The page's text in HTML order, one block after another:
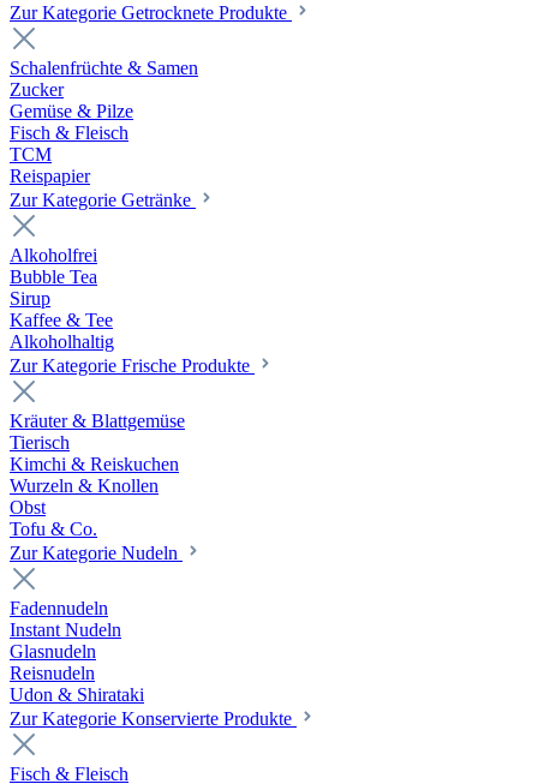
Zur Kategorie Getrocknete Produkte
Schalenfrüchte & Samen
Zucker
Gemüse & Pilze
Fisch & Fleisch
TCM
Reispapier
Zur Kategorie Getränke
Alkoholfrei
Bubble Tea
Sirup
Kaffee & Tee
Alkoholhaltig
Zur Kategorie Frische Produkte
Kräuter & Blattgemüse
Tierisch
Kimchi & Reiskuchen
Wurzeln & Knollen
Obst
Tofu & Co.
Zur Kategorie Nudeln
Fadennudeln
Instant Nudeln
Glasnudeln
Reisnudeln
Udon & Shirataki
Zur Kategorie Konservierte Produkte
Fisch & Fleisch